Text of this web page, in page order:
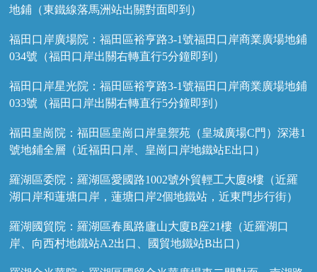
地鋪（東鐵線落馬洲站出關對面即到）
福田口岸廣場院：福田區裕亨路3-1號福田口岸商業廣場地鋪
034號（福田口岸出關右轉直行5分鐘即到）
福田口岸星光院：福田區裕亨路3-1號福田口岸商業廣場地鋪
033號（福田口岸出關右轉直行5分鐘即到）
福田皇崗院：福田區皇崗口岸皇禦苑（皇城廣場C門）深港1
號地鋪全層（近福田口岸、皇崗口岸地鐵站E出口）
羅湖區委院：羅湖區愛國路1002號外貿輕工大廈8樓（近羅
湖口岸和蓮塘口岸，蓮塘口岸2個地鐵站，近東門步行街）
羅湖國貿院：羅湖區春風路廬山大廈B座21樓（近羅湖口
岸、向西村地鐵站A2出口、國貿地鐵站B出口）